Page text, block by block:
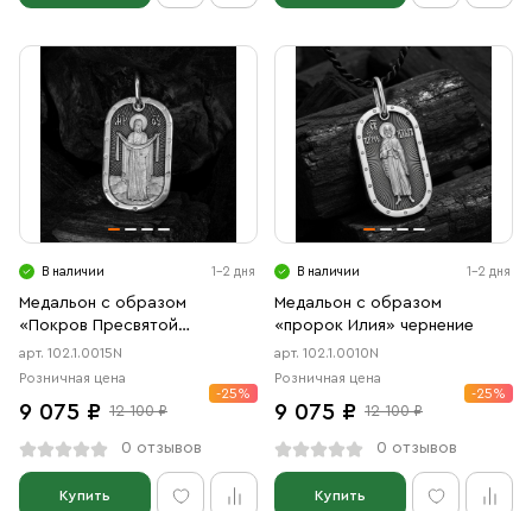
В наличии 1-2 дня
Медальон с образом
«Покров Пресвятой
Богородицы» чернение
арт. 102.1.0015N
Розничная цена
9 075 ₽ 12 100 ₽
-25%
0 отзывов
Купить
В наличии 1-2 дня
Медальон с образом
«пророк Илия» чернение
арт. 102.1.0010N
Розничная цена
9 075 ₽ 12 100 ₽
-25%
0 отзывов
Купить